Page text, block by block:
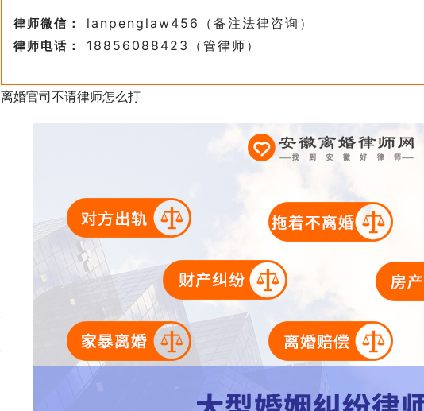
律师微信： lanpenglaw456（备注法律咨询）
律师电话： 18856088423（管律师）
离婚官司不请律师怎么打